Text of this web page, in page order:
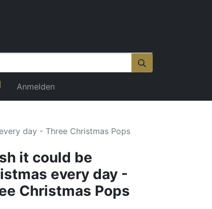
Anmelden
day - Three Christmas Pops
it could be
every day -
Christmas Pops